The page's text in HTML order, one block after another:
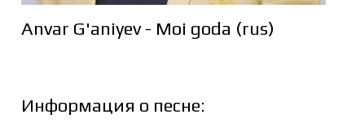
Anvar G'aniyev - Moi goda (rus)
Информация о песне: